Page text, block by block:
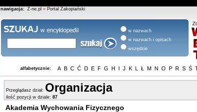
nawigacja: Z-ne.pl » Portal Zakopiański
w nazwach
w nazwach i opisach
wszędzie
alfabetycznie: A B C Ć D E F G H I J K L Ł M N O P R S Ś
Przeglądasz dział: Organizacja
ilość pozycji w dziale: 87
Akademia Wychowania Fizycznego